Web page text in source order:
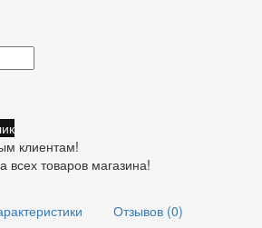
клиентам!
всех товаров магазина!
Отзывов (0)